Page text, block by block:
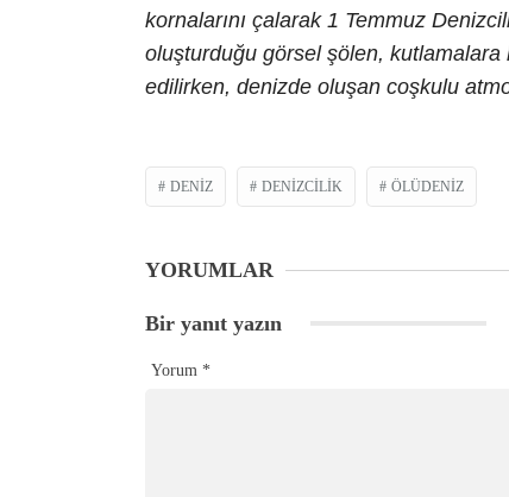
kornalarını çalarak 1 Temmuz
oluşturduğu görsel şölen, kutlamalara
edilirken, denizde oluşan coşkulu
DENIZ DENIZCILIK ÖLÜDENIZ
YORUMLAR
Bir yanıt yazın
Yorum *